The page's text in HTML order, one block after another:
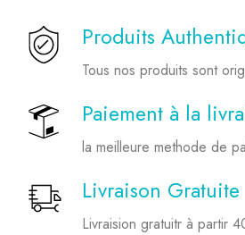
Produits
Tous nos produits sont
Paiement à la
la meilleure methode de
Livraison Gratuite
Livraision gratuitr à partir